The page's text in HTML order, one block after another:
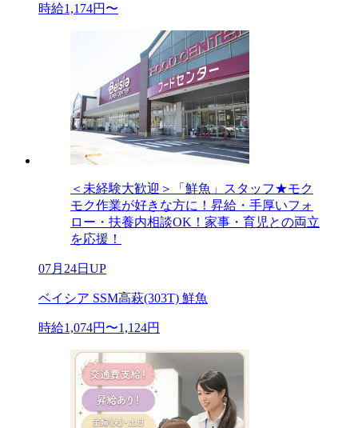
時給1,174円〜
＜未経験大歓迎＞「鮮魚」スタッフ★モク
モク作業が好きな方に！昇給・手厚いフォ
ロー・扶養内相談OK！家事・育児との両立
を応援！
07月24日UP
ベイシア SSM高萩(303T) 鮮魚
時給1,074円〜1,124円